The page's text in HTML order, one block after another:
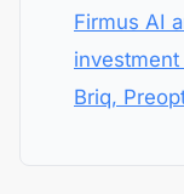
Firmus AI
Briq,